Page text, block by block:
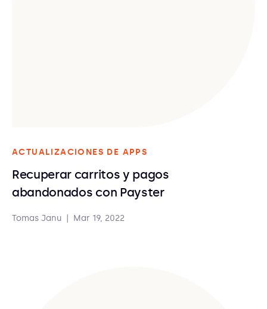
ACTUALIZACIONES DE APPS
Recuperar carritos y pagos
abandonados con Payster
Tomas Janu Mar 19, 2022